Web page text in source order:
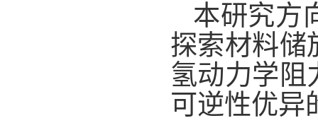
本研究方
探索材料储
氢动力学阻
可逆性优异